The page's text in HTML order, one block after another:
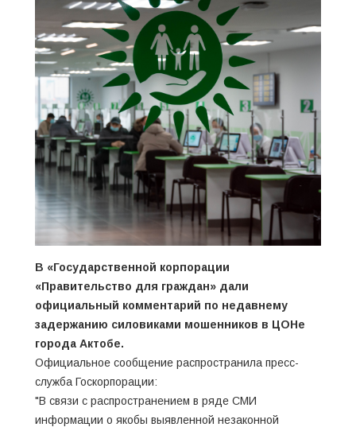
В «Государственной корпорации
«Правительство для граждан» дали
официальный комментарий по недавнему
задержанию силовиками мошенников в ЦОНе
города Актобе.
Официальное сообщение распространила пресс-
служба Госкорпорации:
"В связи с распространением в ряде СМИ
информации о якобы выявленной незаконной